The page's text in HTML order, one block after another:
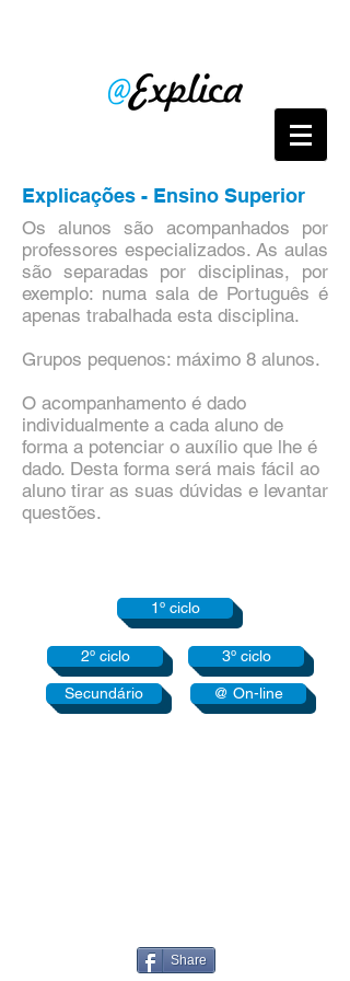
Os alunos são acompanhados por
professores especializados. As aulas
são separadas por disciplinas, por
exemplo: numa sala de Português é
apenas trabalhada esta disciplina.
Grupos pequenos: máximo 8 alunos.
O acompanhamento é dado
individualmente a cada aluno de
forma a potenciar o auxílio que lhe é
dado. Desta forma será mais fácil ao
aluno tirar as suas dúvidas e levantar
questões.
Explicações - Ensino Superior
1º ciclo
2º ciclo
Secundário
3º ciclo
@ On-line
Share